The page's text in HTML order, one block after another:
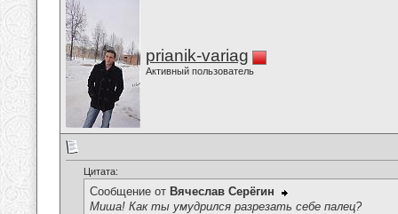
prianik-variag
Активный пользователь
Цитата:
Сообщение от Вячеслав Серёгин
Миша! Как ты умудрился разрезать себе палец?